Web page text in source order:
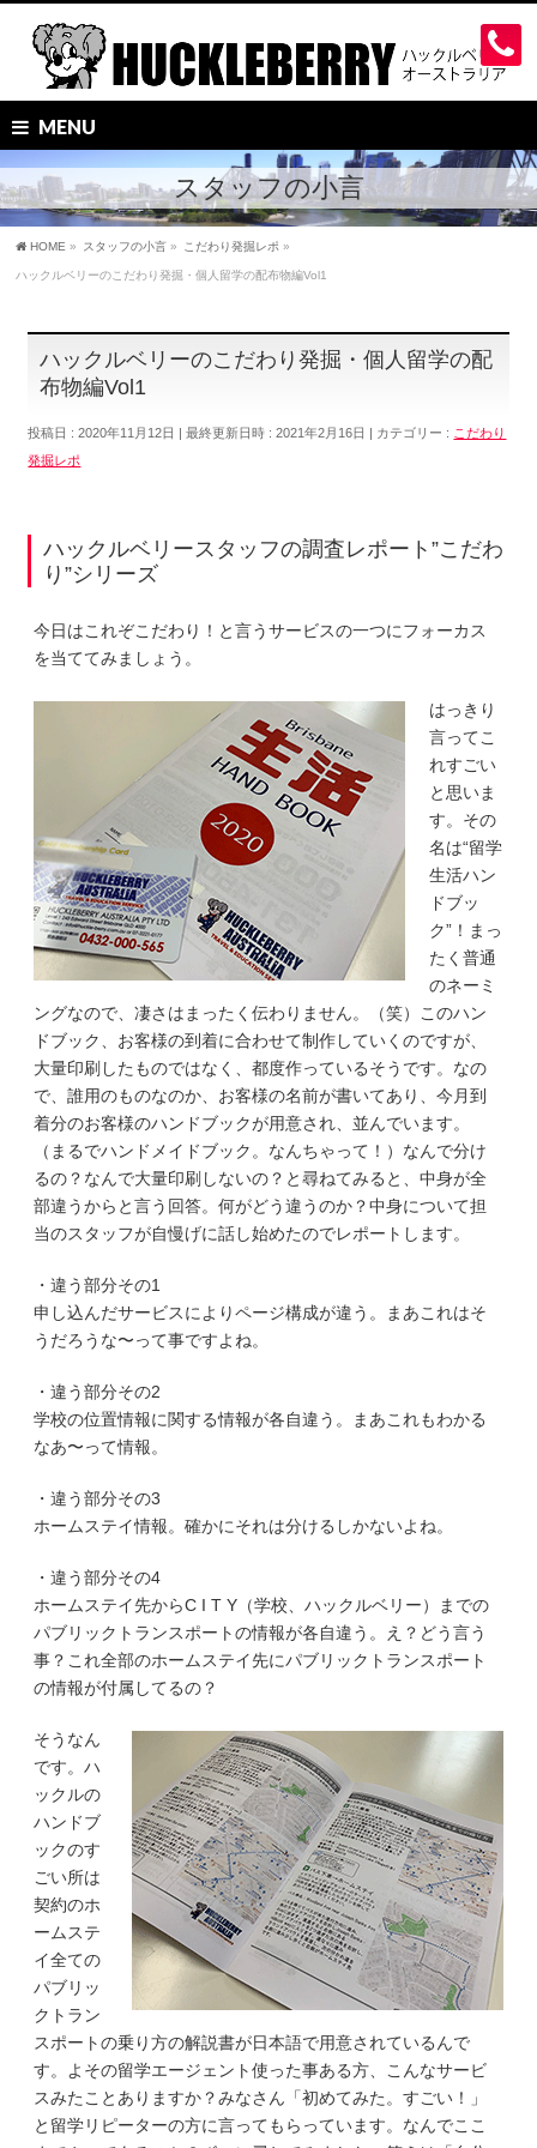
MENU
スタッフの小言
HOME » スタッフの小言 » こだわり発掘レポ »
ハックルベリーのこだわり発掘・個人留学の配布物編Vol1
ハックルベリーのこだわり発掘・個人留学の配
布物編Vol1
投稿日 : 2020年11月12日 最終更新日時 : 2021年2月16日 カテゴリー : こだわり
発掘レポ
ハックルベリースタッフの調査レポート”こだわ
り”シリーズ
今日はこれぞこだわり！と言うサービスの一つにフォーカス
を当ててみましょう。
はっきり
言ってこ
れすごい
と思いま
す。その
名は“留学
生活ハン
ドブッ
ク”！まっ
たく普通
のネーミ
ングなので、凄さはまったく伝わりません。（笑）このハン
ドブック、お客様の到着に合わせて制作していくのですが、
大量印刷したものではなく、都度作っているそうです。なの
で、誰用のものなのか、お客様の名前が書いてあり、今月到
着分のお客様のハンドブックが用意され、並んでいます。
（まるでハンドメイドブック。なんちゃって！）なんで分け
るの？なんで大量印刷しないの？と尋ねてみると、中身が全
部違うからと言う回答。何がどう違うのか？中身について担
当のスタッフが自慢げに話し始めたのでレポートします。
・違う部分その1
申し込んだサービスによりページ構成が違う。まあこれはそ
うだろうな〜って事ですよね。
・違う部分その2
学校の位置情報に関する情報が各自違う。まあこれもわかる
なあ〜って情報。
・違う部分その3
ホームステイ情報。確かにそれは分けるしかないよね。
・違う部分その4
ホームステイ先からC I T Y（学校、ハックルベリー）までの
パブリックトランスポートの情報が各自違う。え？どう言う
事？これ全部のホームステイ先にパブリックトランスポート
の情報が付属してるの？
そうなん
です。ハ
ックルの
ハンドブ
ックのす
ごい所は
契約のホ
ームステ
イ全ての
パブリッ
クトラン
スポートの乗り方の解説書が日本語で用意されているんで
す。よその留学エージェント使った事ある方、こんなサービ
スみたことありますか？みなさん「初めてみた。すごい！」
と留学リピーターの方に言ってもらっています。なんでここ